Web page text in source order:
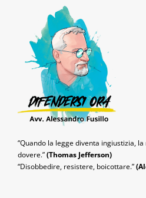
“Quando la legge diventa ingiustizia,
dovere.”(Thomas Jefferson)
“Disobbedire, resistere, boicottare.”